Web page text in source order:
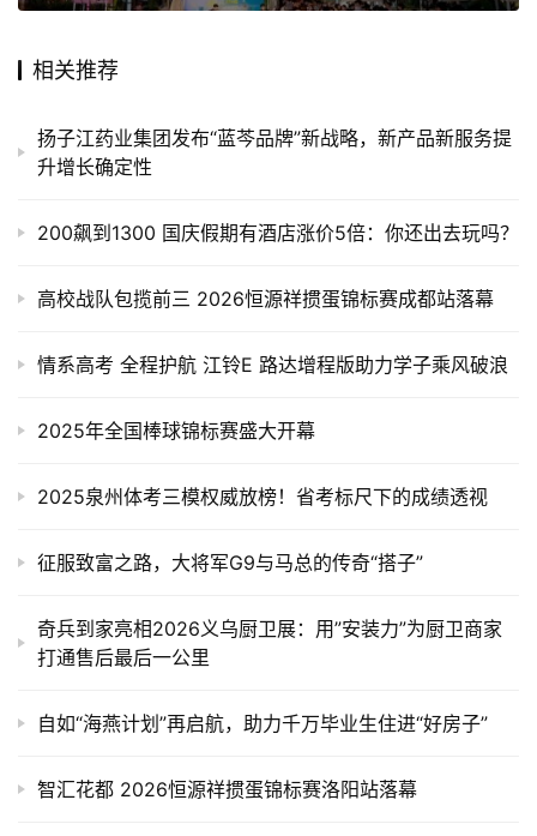
相关推荐
扬子江药业集团发布“蓝芩品牌”新战略，新产品新服务提
升增长确定性
200飙到1300 国庆假期有酒店涨价5倍：你还出去玩吗？
高校战队包揽前三 2026恒源祥掼蛋锦标赛成都站落幕
情系高考 全程护航 江铃E 路达增程版助力学子乘风破浪
2025年全国棒球锦标赛盛大开幕
2025泉州体考三模权威放榜！省考标尺下的成绩透视
征服致富之路，大将军G9与马总的传奇“搭子”
奇兵到家亮相2026义乌厨卫展：用”安装力”为厨卫商家
打通售后最后一公里
自如“海燕计划”再启航，助力千万毕业生住进“好房子”
智汇花都 2026恒源祥掼蛋锦标赛洛阳站落幕